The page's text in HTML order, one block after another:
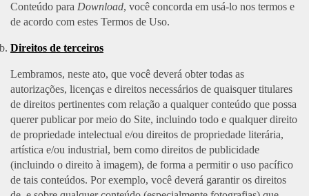
Conteúdo para Download, você concorda em usá-lo nos termos e
de acordo com estes Termos de Uso.
Direitos de terceiros
Lembramos, neste ato, que você deverá obter todas as
autorizações, licenças e direitos necessários de quaisquer titulares
de direitos pertinentes com relação a qualquer conteúdo que possa
querer publicar por meio do Site, incluindo todo e qualquer direito
de propriedade intelectual e/ou direitos de propriedade literária,
artística e/ou industrial, bem como direitos de publicidade
(incluindo o direito à imagem), de forma a permitir o uso pacífico
de tais conteúdos. Por exemplo, você deverá garantir os direitos